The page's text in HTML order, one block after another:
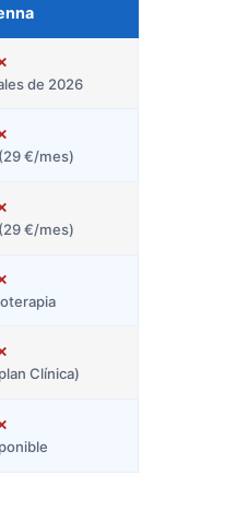
de 2026
€/mes)
€/mes)
Clínica)